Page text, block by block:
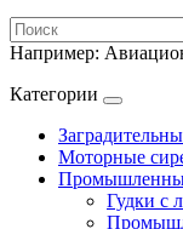
Например:
Категории
Моторные
Гудки с